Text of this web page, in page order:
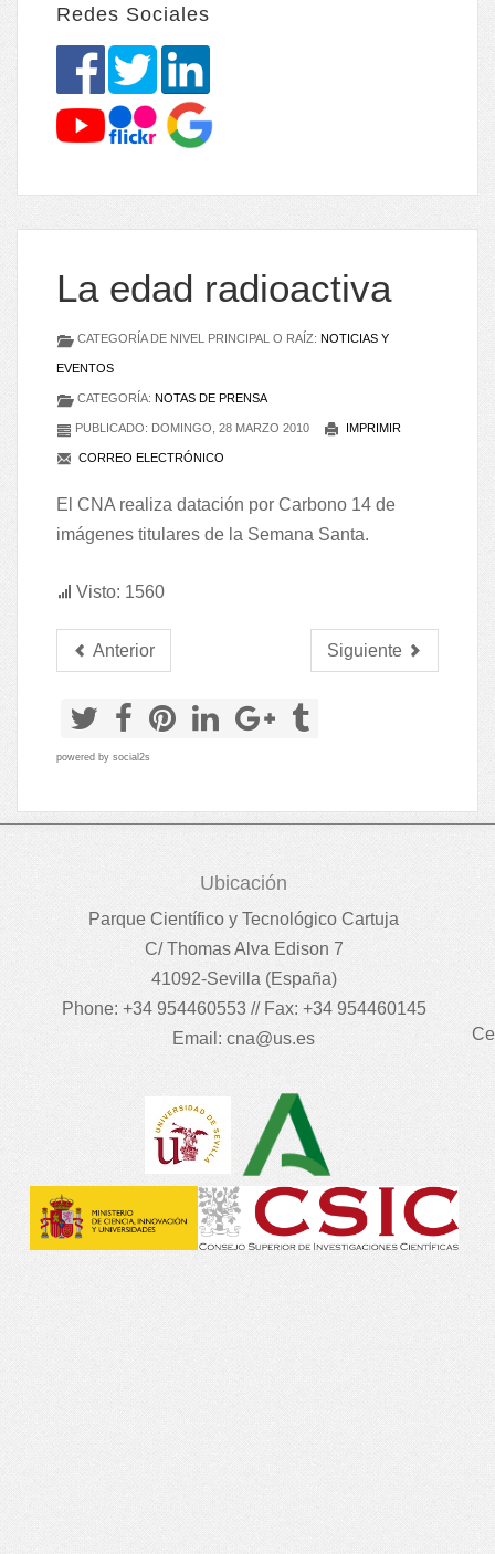
Redes Sociales
La edad radioactiva
CATEGORÍA DE NIVEL PRINCIPAL O RAÍZ: NOTICIAS Y
EVENTOS
CATEGORÍA: NOTAS DE PRENSA
PUBLICADO: DOMINGO, 28 MARZO 2010 IMPRIMIR
CORREO ELECTRÓNICO
El CNA realiza datación por Carbono 14 de
imágenes titulares de la Semana Santa.
Visto: 1560
Anterior Siguiente
powered by social2s
Ubicación
Parque Científico y Tecnológico Cartuja
C/ Thomas Alva Edison 7
41092-Sevilla (España)
Phone: +34 954460553 // Fax: +34 954460145
Email: cna@us.es